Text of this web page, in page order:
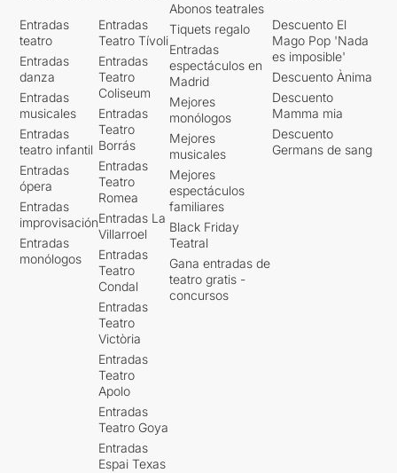
Entradas
teatro
Entradas
danza
Entradas
musicales
Entradas
teatro infantil
Entradas
ópera
Entradas
improvisación
Entradas
monólogos
Entradas
Teatro Tívoli
Entradas
Teatro
Coliseum
Entradas
Teatro
Borrás
Entradas
Teatro
Romea
Entradas La
Villarroel
Entradas
Teatro
Condal
Entradas
Teatro
Victòria
Entradas
Teatro
Apolo
Entradas
Teatro Goya
Entradas
Espai Texas
Abonos teatrales
Tiquets regalo
Entradas
espectáculos en
Madrid
Mejores
monólogos
Mejores
musicales
Mejores
espectáculos
familiares
Black Friday
Teatral
Gana entradas de
teatro gratis -
concursos
Descuento El
Mago Pop 'Nada
es imposible'
Descuento Ànima
Descuento
Mamma mia
Descuento
Germans de sang